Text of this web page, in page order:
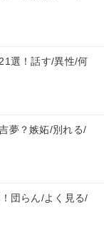
選！話す/異性/何
夢？嫉妬/別れる/
団らん/よく見る/